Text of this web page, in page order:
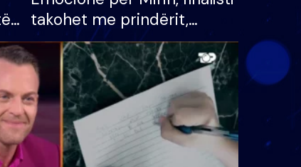
takohet me prindërit,
vajzën dhe bashkëshorten:
S’kemi ndonjë letër divorci
apo jo?